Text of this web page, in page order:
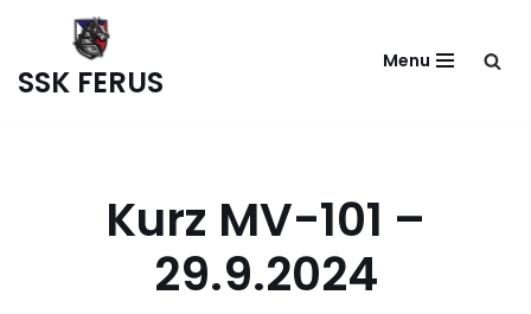
Přeskočit
na
SSK FERUS
Menu
Kurz MV-101 –
29.9.2024